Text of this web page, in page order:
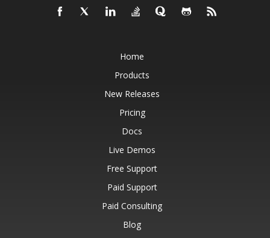
Home
Products
New Releases
Pricing
Docs
Live Demos
Free Support
Paid Support
Paid Consulting
Blog